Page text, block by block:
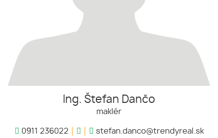
Ing. Štefan Dančo
maklér
0911 236022
stefan.danco@trendyreal.sk